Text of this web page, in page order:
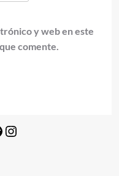
y web en este
comente.
Instagram